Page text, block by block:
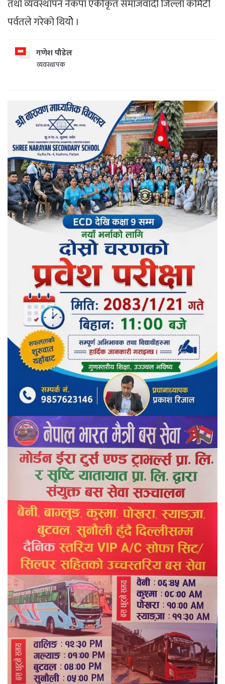
तथा व्यवस्थापन नेकपा एकीकृत समाजवादी जिल्ला कमिटी
पर्वतले गरेको थियोे ।
गणेश पौडेल
व्यवस्थापक